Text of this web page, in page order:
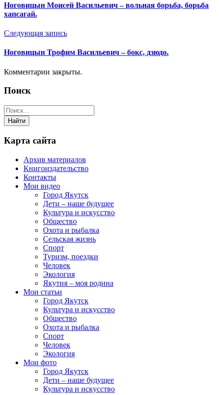
Ноговицын Моисей Васильевич – вольная борьба, борьба
хапсагай.
Следующая запись
Ноговицын Трофим Васильевич – бокс, дзюдо.
Комментарии закрыты.
Поиск
Карта сайта
Архив материалов
Книгоиздательство
Контакты
Мои видео
Город Якутск
Дети – наше будущее
Культура и искусство
Общество
Охота и рыбалка
Сельская жизнь
Спорт
Туризм, поездки
Человек
Экология
Якутия – моя родина
Мои статьи
Город Якутск
Культура и искусство
Общество
Охота и рыбалка
Спорт
Человек
Экология
Мои фото
Город Якутск
Дети – наше будущее
Культура и искусство